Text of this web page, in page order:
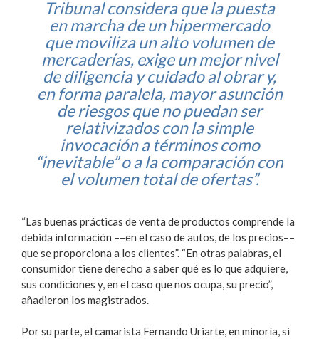
Tribunal considera que la puesta
en marcha de un hipermercado
que moviliza un alto volumen de
mercaderías, exige un mejor nivel
de diligencia y cuidado al obrar y,
en forma paralela, mayor asunción
de riesgos que no puedan ser
relativizados con la simple
invocación a términos como
“inevitable” o a la comparación con
el volumen total de ofertas”.
“Las buenas prácticas de venta de productos comprende la
debida información ––en el caso de autos, de los precios––
que se proporciona a los clientes”. “En otras palabras, el
consumidor tiene derecho a saber qué es lo que adquiere,
sus condiciones y, en el caso que nos ocupa, su precio”,
añadieron los magistrados.
Por su parte, el camarista Fernando Uriarte, en minoría, si